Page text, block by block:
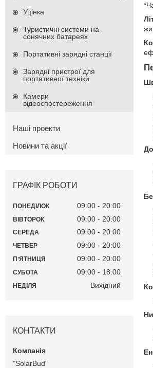
Уцінка
Туристичні системи на
сонячних батареях
Портативні зарядні станції
Зарядні пристрої для
портативної техніки
Камери
відеоспостереження
Наші проекти
Новини та акції
ГРАФІК РОБОТИ
ПОНЕДІЛОК 09:00 20:00
ВІВТОРОК 09:00 20:00
СЕРЕДА 09:00 20:00
ЧЕТВЕР 09:00 20:00
ПʼЯТНИЦЯ 09:00 20:00
СУБОТА 09:00 18:00
НЕДІЛЯ Вихідний
КОНТАКТИ
"SolarBud"